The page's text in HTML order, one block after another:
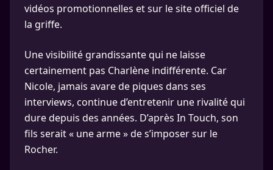
vidéos promotionnelles et sur le site officiel de
la griffe.
Une visibilité grandissante qui ne laisse
certainement pas Charlène indifférente. Car
Nicole, jamais avare de piques dans ses
interviews, continue d’entretenir une rivalité qui
dure depuis des années. D’après In Touch, son
fils serait « une arme » de s’imposer sur le
Rocher.